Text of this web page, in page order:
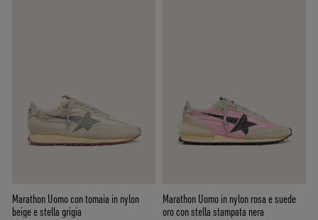
Marathon Uomo con tomaia in nylon
beige e stella grigia
Marathon Uomo in nylon rosa e suede
oro con stella stampata nera